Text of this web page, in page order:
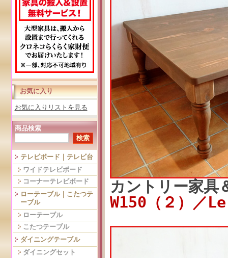
お気に入り
お気に入りリストを見る
商品検索
テレビボード｜テレビ台
ワイドテレビボード
コーナーテレビボード
ローテーブル｜こたつテ
ーブル
ローテーブル
こたつテーブル
ダイニングテーブル
ダイニングセット
カントリー家具
W150（２）／